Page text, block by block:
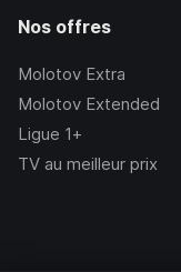
Nos offres
Molotov Extra
Molotov Extended
Ligue 1+
TV au meilleur prix